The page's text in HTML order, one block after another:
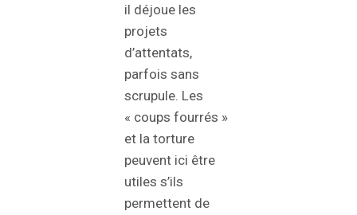
il déjoue les
projets
d’attentats,
parfois sans
scrupule. Les
« coups fourrés »
et la torture
peuvent ici être
utiles s’ils
permettent de